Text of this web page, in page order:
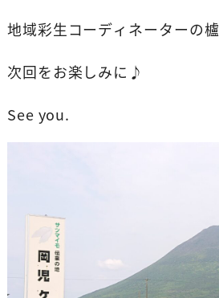
地域彩生コーディネーターの
次回をお楽しみに♪
See you.